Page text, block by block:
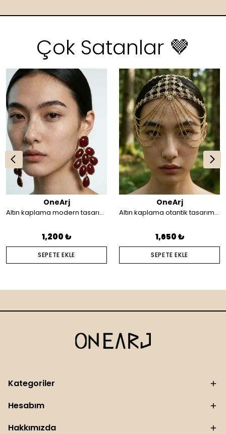
Çok Satanlar 🤎
OneArj
Altın kaplama modern tasarım küpe
1,200 ₺
SEPETE EKLE
OneArj
Altın kaplama otantik tasarım saç aksesuarı
1,650 ₺
SEPETE EKLE
Kategoriler
Hesabım
Hakkımızda